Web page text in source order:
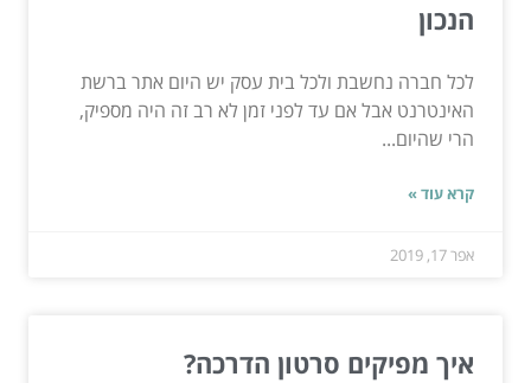
הנכון
לכל חברה נחשבת ולכל בית עסק יש היום אתר ברשת
האינטרנט אבל אם עד לפני זמן לא רב זה היה מספיק,
הרי שהיום...
קרא עוד »
אפר 17, 2019
איך מפיקים סרטון הדרכה?